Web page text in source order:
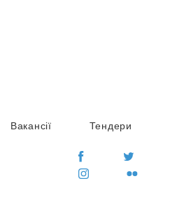
Вакансії Тендери